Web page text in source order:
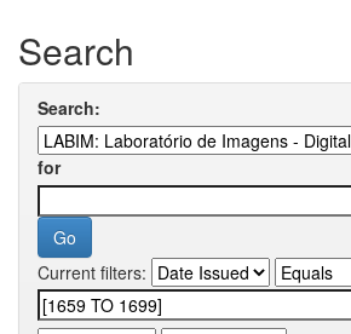
Search
Search:
for
Current filters: